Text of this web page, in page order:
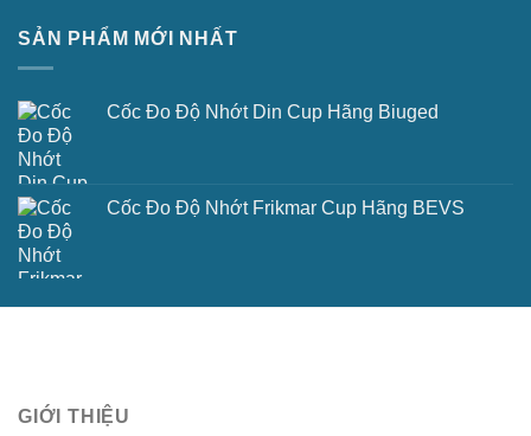
SẢN PHẨM MỚI NHẤT
Cốc Đo Độ Nhớt Din Cup Hãng Biuged
Cốc Đo Độ Nhớt Frikmar Cup Hãng BEVS
GIỚI THIỆU